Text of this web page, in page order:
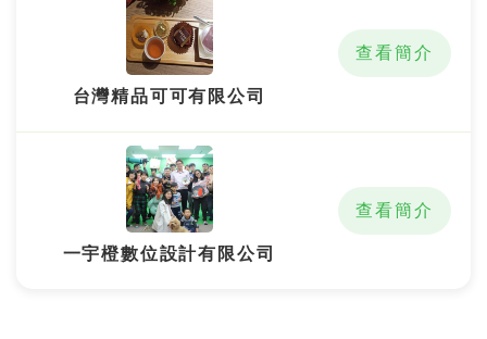
台灣精品可可有限公司
查看簡介
一宇橙數位設計有限公司
查看簡介